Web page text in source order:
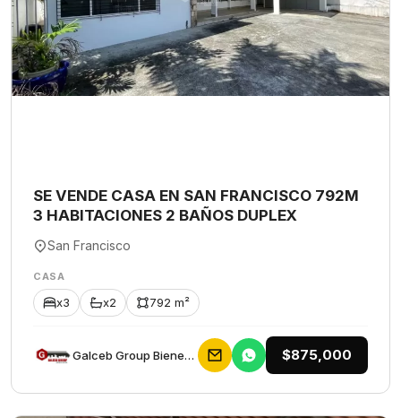
SE VENDE CASA EN SAN FRANCISCO 792M
3 HABITACIONES 2 BAÑOS DUPLEX
San Francisco
CASA
x3 x2 792 m²
Galceb Group Bienes Raices $875,000